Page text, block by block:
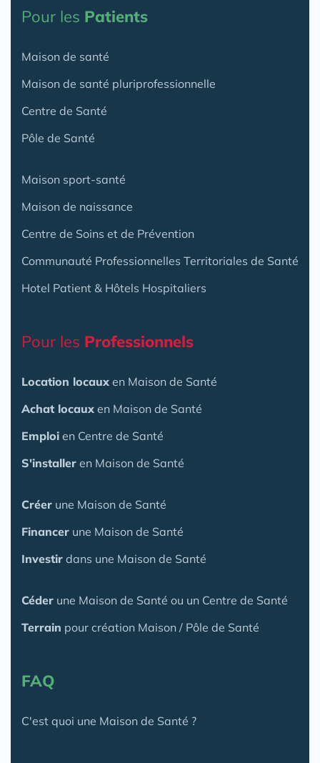
Pour les Patients
Maison de santé
Maison de santé pluriprofessionnelle
Centre de Santé
Pôle de Santé
Maison sport-santé
Maison de naissance
Centre de Soins et de Prévention
Communauté Professionnelles Territoriales de Santé
Hotel Patient & Hôtels Hospitaliers
Pour les Professionnels
Location locaux en Maison de Santé
Achat locaux en Maison de Santé
Emploi en Centre de Santé
S'installer en Maison de Santé
Créer une Maison de Santé
Financer une Maison de Santé
Investir dans une Maison de Santé
Céder une Maison de Santé ou un Centre de Santé
Terrain pour création Maison / Pôle de Santé
FAQ
C'est quoi une Maison de Santé ?